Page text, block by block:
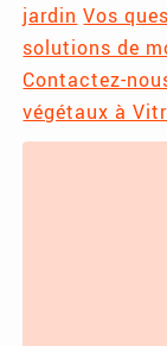
jardin Vos
solutions de
Contactez-
végétaux à